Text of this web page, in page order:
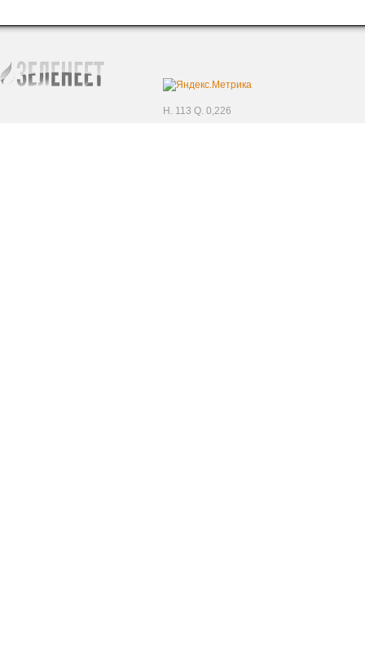
H. 113 Q. 0,226